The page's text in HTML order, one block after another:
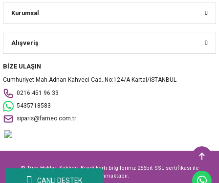
CANLI DESTEK
Kurumsal
Alışveriş
BİZE ULAŞIN
Cumhuriyet Mah.Adnan Kahveci Cad..No:124/A Kartal/İSTANBUL
0216 451 96 33
5435718583
siparis@fameo.com.tr
© Tüm Hakları Saklıdır. Kredi kartı bilgileriniz 256bit SSL sertifikası ile
korunmaktadır.